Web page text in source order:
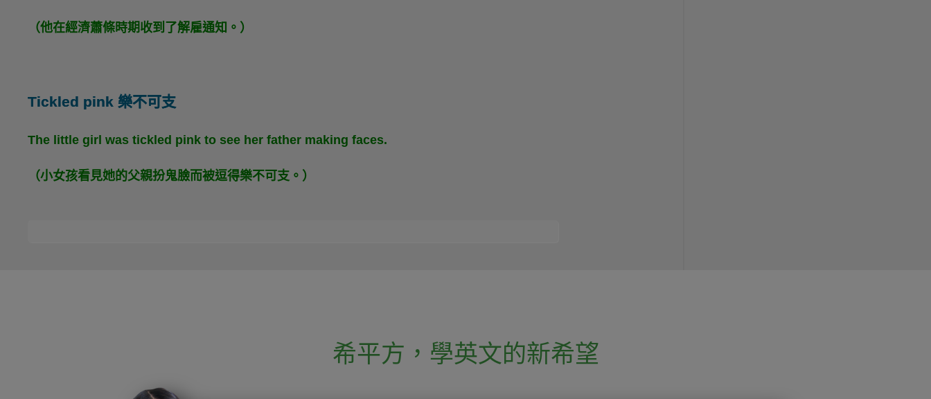
（他在經濟蕭條時期收到了解雇通知。）
Tickled pink 樂不可支
The little girl was tickled pink to see her father making faces.
（小女孩看見她的父親扮鬼臉而被逗得樂不可支。）
希平方 ， 學英文的新希望